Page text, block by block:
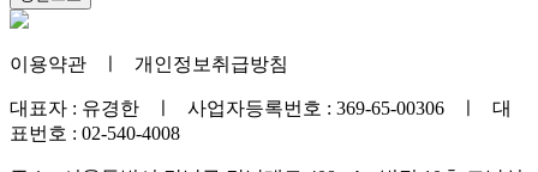
이용약관 개인정보취급방침
대표자 : 유경한 ㅣ 사업자등록번호 : 369-65-00306 ㅣ 대
표번호 : 02-540-4008